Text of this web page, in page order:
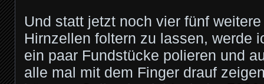
Und statt jetzt noch vier fünf
Hirnzellen foltern zu lassen, werde
ein paar Fundstücke polieren und
alle mal mit dem Finger drauf